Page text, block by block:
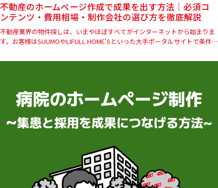
不動産のホームページ作成で成果を出す方法｜必須コ
ンテンツ・費用相場・制作会社の選び方を徹底解説
不動産業界の物件探しは、いまやほぼすべてがインターネットから始まりま
す。お客様はSUUMOやLIFULL HOME'Sといった大手ポータルサイトで条件に